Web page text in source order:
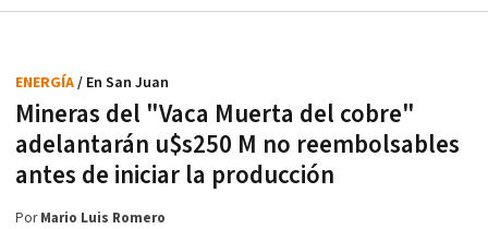
Mineras del "Vaca Muerta del cobre"
adelantarán u$s250 M no reembolsables
antes de iniciar la producción
ENERGÍA/ En San Juan
PorMario Luis Romero